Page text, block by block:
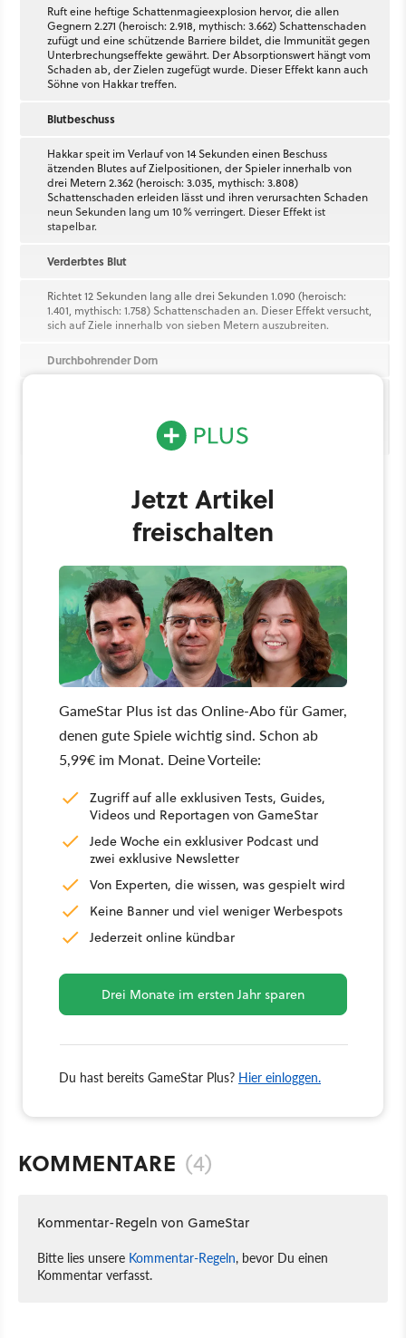
Ruft eine heftige Schattenmagieexplosion hervor, die allen
Gegnern 2.271 (heroisch: 2.918, mythisch: 3.662) Schattenschaden
zufügt und eine schützende Barriere bildet, die Immunität gegen
Unterbrechungseffekte gewährt. Der Absorptionswert hängt vom
Schaden ab, der Zielen zugefügt wurde. Dieser Effekt kann auch
Söhne von Hakkar treffen.
Blutbeschuss
Hakkar speit im Verlauf von 14 Sekunden einen Beschuss
ätzenden Blutes auf Zielpositionen, der Spieler innerhalb von
drei Metern 2.362 (heroisch: 3.035, mythisch: 3.808)
Schattenschaden erleiden lässt und ihren verursachten Schaden
neun Sekunden lang um 10% verringert. Dieser Effekt ist
stapelbar.
Verderbtes Blut
Richtet 12 Sekunden lang alle drei Sekunden 1.090 (heroisch:
1.401, mythisch: 1.758) Schattenschaden an. Dieser Effekt versucht,
sich auf Ziele innerhalb von sieben Metern auszubreiten.
Durchbohrender Dorn
dem ersten Hieb sowie 5.450 (heroisch: 7.004, mythisch: 8.788)
Schattenschaden mit dem zweiten zu.
Jetzt Artikel
freischalten
GameStar Plus ist das Online-Abo für Gamer,
denen gute Spiele wichtig sind. Schon ab
5,99€ im Monat. Deine Vorteile:
Zugriff auf alle exklusiven Tests, Guides,
Videos und Reportagen von GameStar
Jede Woche ein exklusiver Podcast und
zwei exklusive Newsletter
Von Experten, die wissen, was gespielt wird
Keine Banner und viel weniger Werbespots
Jederzeit online kündbar
Drei Monate im ersten Jahr sparen
Du hast bereits GameStar Plus? Hier einloggen.
KOMMENTARE (4)
Kommentar-Regeln von GameStar
Bitte lies unsere Kommentar-Regeln, bevor Du einen
Kommentar verfasst.